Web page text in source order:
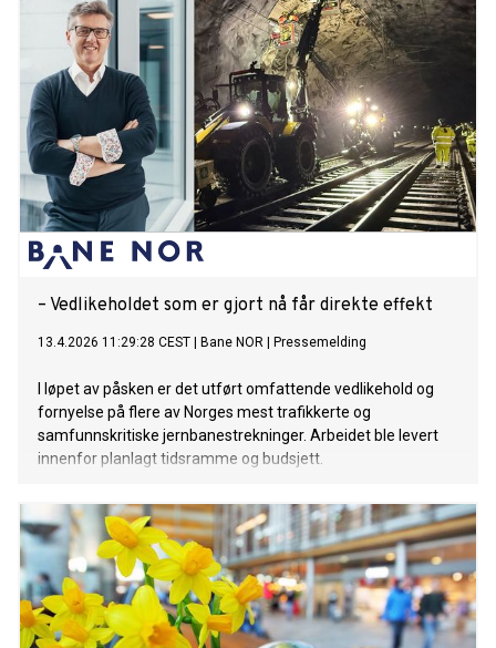
– Vedlikeholdet som er gjort nå får direkte effekt
13.4.2026 11:29:28 CEST Bane NOR Pressemelding
I løpet av påsken er det utført omfattende vedlikehold og
fornyelse på flere av Norges mest trafikkerte og
samfunnskritiske jernbanestrekninger. Arbeidet ble levert
innenfor planlagt tidsramme og budsjett.